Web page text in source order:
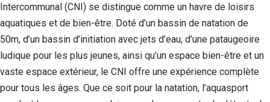
Intercommunal (CNI) se distingue comme un havre de loisirs
aquatiques et de bien-être. Doté d’un bassin de natation de
50m, d’un bassin d’initiation avec jets d’eau, d’une pataugeoire
ludique pour les plus jeunes, ainsi qu’un espace bien-être et un
vaste espace extérieur, le CNI offre une expérience complète
pour tous les âges. Que ce soit pour la natation, l’aquasport